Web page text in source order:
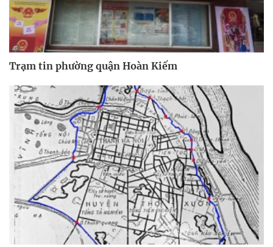
Trạm tin phường quận Hoàn Kiếm